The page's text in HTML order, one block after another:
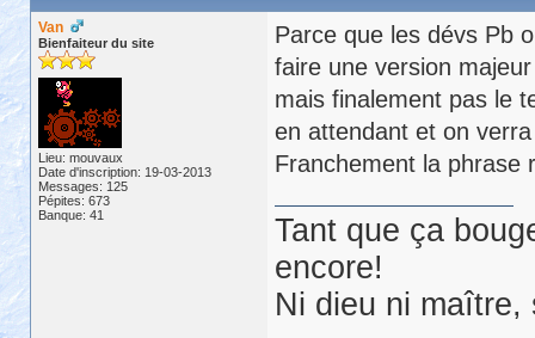
Van
Bienfaiteur du site
Lieu: mouvaux
Date d'inscription: 19-03-2013
Messages: 125
Pépites: 673
Banque: 41
Parce que les dévs Pb
faire une version majeur
mais finalement pas le
en attendant et on
Franchement la phrase
Tant que ça
encore!
Ni dieu ni